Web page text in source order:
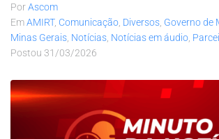
PorAscom
EmAMIRT, Comunicação Diversos Governo de
Minas Gerais Notícias Notícias em áudio
Postou 31/03/2026